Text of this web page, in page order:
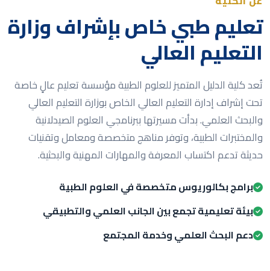
تعليم طبي خاص بإشراف وزارة
التعليم العالي
تُعد كلية الدليل المتميز للعلوم الطبية مؤسسة تعليم عالٍ خاصة
تحت إشراف إدارة التعليم العالي الخاص بوزارة التعليم العالي
والبحث العلمي. بدأت مسيرتها ببرنامجي العلوم الصيدلانية
والمختبرات الطبية، وتوفر مناهج متخصصة ومعامل وتقنيات
حديثة تدعم اكتساب المعرفة والمهارات المهنية والبحثية.
برامج بكالوريوس متخصصة في العلوم الطبية
بيئة تعليمية تجمع بين الجانب العلمي والتطبيقي
دعم البحث العلمي وخدمة المجتمع